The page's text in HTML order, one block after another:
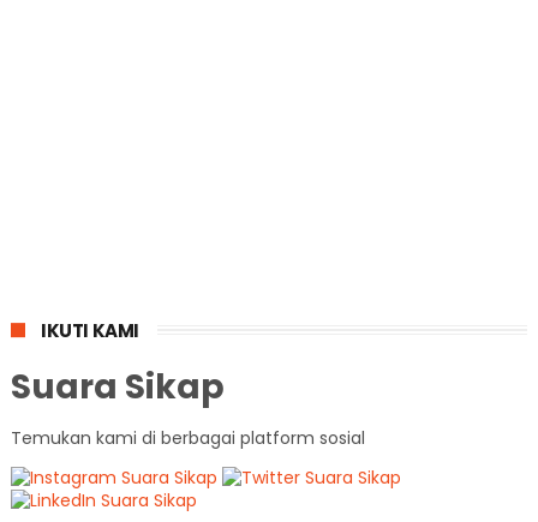
IKUTI KAMI
Suara Sikap
Temukan kami di berbagai platform sosial